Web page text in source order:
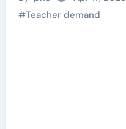
#Teacher demand